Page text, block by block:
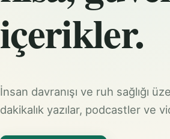
içerikler.
İnsan davranışı ve ruh sağlığı
dakikalık yazılar, podcastler ve